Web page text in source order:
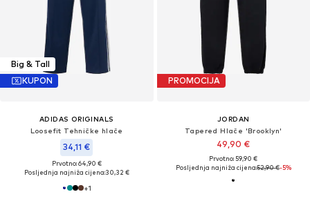
Big & Tall
KUPON
ADIDAS ORIGINALS
Loosefit Tehničke hlače
34,11 €
Prvotno: 64,90 €
Posljednja najniža cijena:30,32 €
+1
PROMOCIJA
JORDAN
Tapered Hlače 'Brooklyn'
49,90 €
Prvotno: 59,90 €
Posljednja najniža cijena:52,90 €-5%